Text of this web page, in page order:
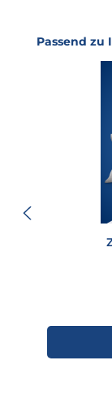
Produktgalerie
Passend zu